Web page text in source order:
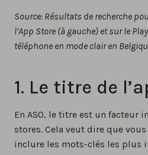
Source: Résultats de recherche
l’App Store (à gauche) et sur le
téléphone en mode clair en
1. Le titre de
En ASO, le titre est un facteur
stores. Cela veut dire que
inclure les mots-clés les plus